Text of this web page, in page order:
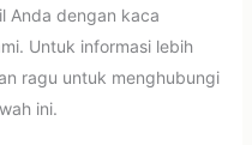
Anda dengan kaca
Untuk informasi lebih
ragu untuk menghubungi
ini.